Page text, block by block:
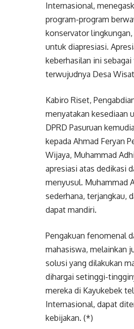
Internasional,
program-program
konservator
untuk diapresiasi.
keberhasilan ini
terwujudnya Desa
Kabiro Riset,
menyatakan kesediaan
DPRD Pasuruan
kepada Ahmad Feryan
Wijaya, Muhammad
apresiasi atas dedikasi
menyusul. Muhammad
sederhana, terjangkau,
dapat mandiri.
Pengakuan fenomenal
mahasiswa, melainkan
solusi yang dilakukan
dihargai setinggi-
mereka di Kayukebek
Internasional, dapat
kebijakan. (*)